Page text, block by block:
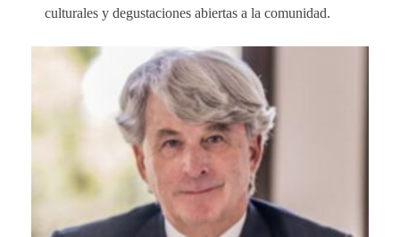
culturales y degustaciones abiertas a la comunidad.